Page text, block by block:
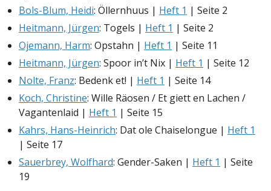
Bols-Blum, Heidi: Öllernhuus | Heft 1 | Seite 2
Heitmann, Jürgen: Togels | Heft 1 | Seite 2
Ojemann, Harm: Opstahn | Heft 1 | Seite 11
Heitmann, Jürgen: Spoor in’t Nix | Heft 1 | Seite 12
Nolte, Franz: Bedenk et! | Heft 1 | Seite 14
Koch, Christine: Wille Räosen / Et giett en Lachen /
Vagantenlaid | Heft 1 | Seite 15
Kahrs, Hans-Heinrich: Dat ole Chaiselongue | Heft 1
| Seite 17
Sauerbrey, Wolfhard: Gender-Saken | Heft 1 | Seite
19